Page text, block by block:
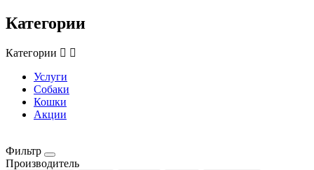
Категории
Категории
Услуги
Собаки
Кошки
Акции
Фильтр
Производитель